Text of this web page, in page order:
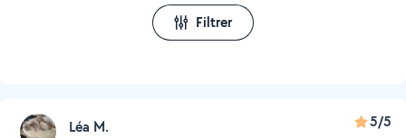
Filtrer
Léa M. 5/5